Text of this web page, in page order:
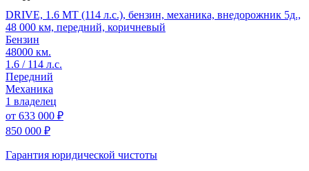
DRIVE, 1.6 MT (114 л.с.), бензин, механика, внедорожник 5д.,
48 000 км, передний, коричневый
Бензин
48000 км.
1.6 / 114 л.с.
Передний
Механика
1 владелец
от 633 000 ₽
850 000 ₽
Гарантия юридической чистоты